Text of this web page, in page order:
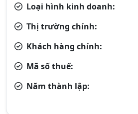
Loại hình kinh doanh:
Thị trường chính:
Khách hàng chính:
Mã số thuế:
Năm thành lập: